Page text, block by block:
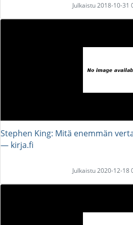
Julkaistu 2018-10-
Stephen King: Mitä enemmän
― kirja.fi
Julkaistu 2020-12-